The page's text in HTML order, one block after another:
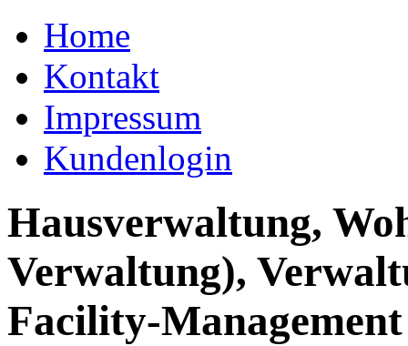
Home
Kontakt
Impressum
Kundenlogin
Hausverwaltung,
Verwaltung),
Facility-Management